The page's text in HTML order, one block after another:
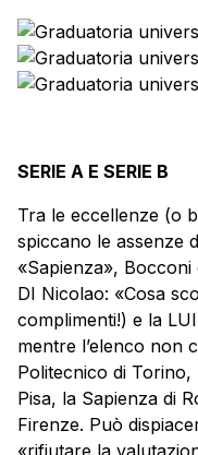
SERIE A E SERIE B
Tra le eccellenze (o
spiccano le assenze
«Sapienza»,
DI Nicolao: «Cosa
complimenti!) e la
mentre l’elenco non
Politecnico di Torino,
Pisa, la Sapienza di
Firenze. Può
«rifiutare la